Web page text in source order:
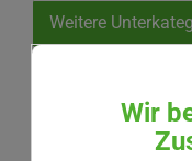
Weitere
Schnäppchen
Gemeindearbeit
Wir